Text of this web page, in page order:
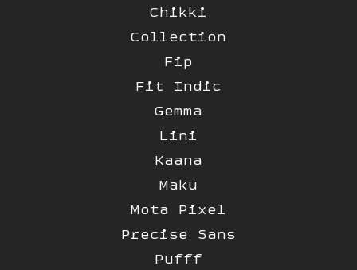
Chikki
Collection
Fip
Fit Indic
Gemma
Lini
Kaana
Maku
Mota Pixel
Precise Sans
Pufff